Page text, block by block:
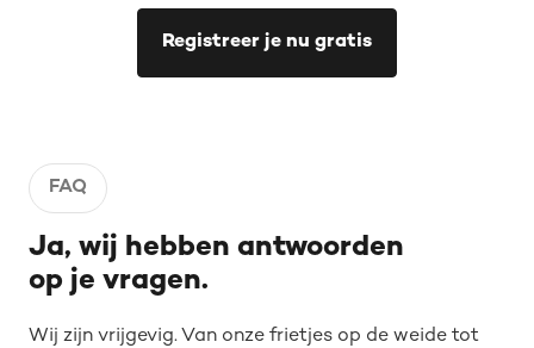
Registreer je nu gratis
FAQ
Ja, wij hebben antwoorden
op je vragen.
Wij zijn vrijgevig. Van onze frietjes op de weide tot